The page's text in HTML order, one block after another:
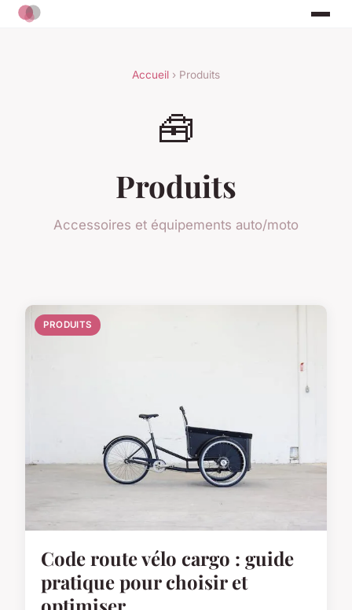
Accueil › Produits
🧰
Produits
Accessoires et équipements auto/moto
PRODUITS
Code route vélo cargo : guide
pratique pour choisir et